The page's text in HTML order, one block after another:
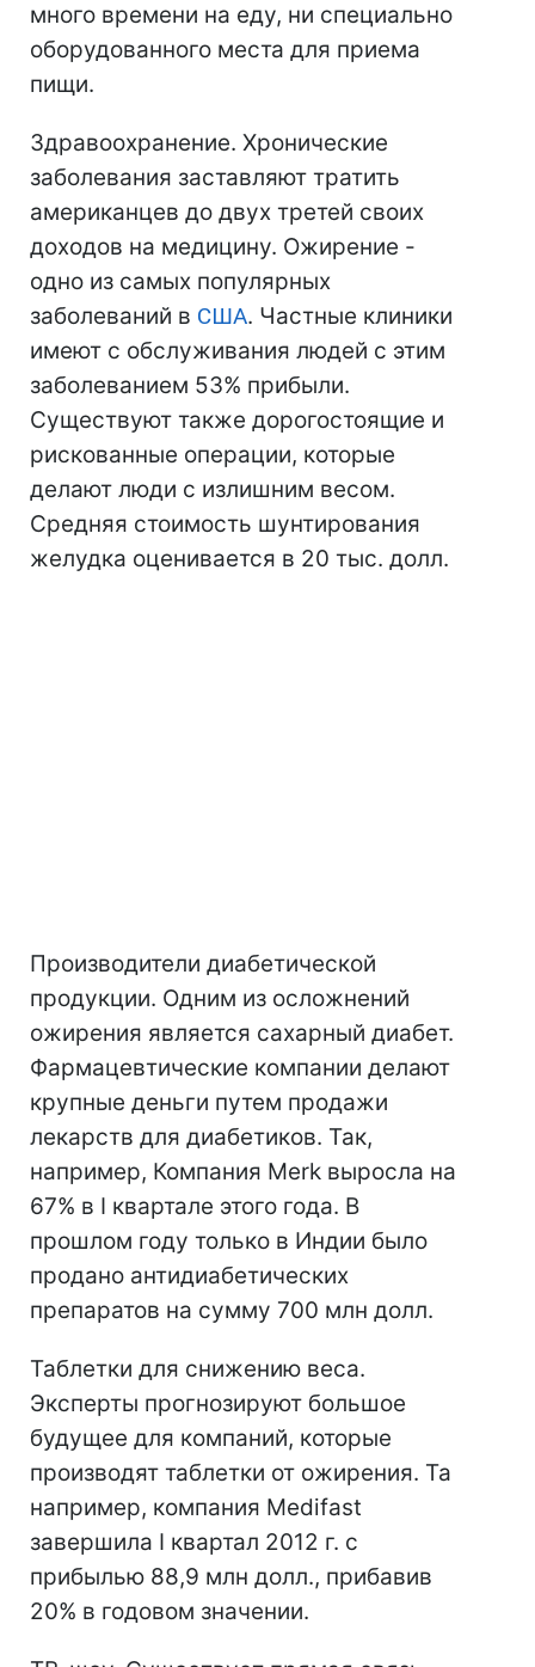
много времени на еду, ни специально
оборудованного места для приема
пищи.
Здравоохранение. Хронические
заболевания заставляют тратить
американцев до двух третей своих
доходов на медицину. Ожирение -
одно из самых популярных
заболеваний в США. Частные клиники
имеют с обслуживания людей с этим
заболеванием 53% прибыли.
Существуют также дорогостоящие и
рискованные операции, которые
делают люди с излишним весом.
Средняя стоимость шунтирования
желудка оценивается в 20 тыс. долл.
Производители диабетической
продукции. Одним из осложнений
ожирения является сахарный диабет.
Фармацевтические компании делают
крупные деньги путем продажи
лекарств для диабетиков. Так,
например, Компания Merk выросла на
67% в I квартале этого года. В
прошлом году только в Индии было
продано антидиабетических
препаратов на сумму 700 млн долл.
Таблетки для снижению веса.
Эксперты прогнозируют большое
будущее для компаний, которые
производят таблетки от ожирения. Та
например, компания Medifast
завершила I квартал 2012 г. с
прибылью 88,9 млн долл., прибавив
20% в годовом значении.